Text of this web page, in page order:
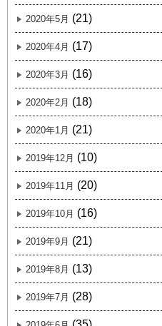
2020年5月 (21)
2020年4月 (17)
2020年3月 (16)
2020年2月 (18)
2020年1月 (21)
2019年12月 (10)
2019年11月 (20)
2019年10月 (16)
2019年9月 (21)
2019年8月 (13)
2019年7月 (28)